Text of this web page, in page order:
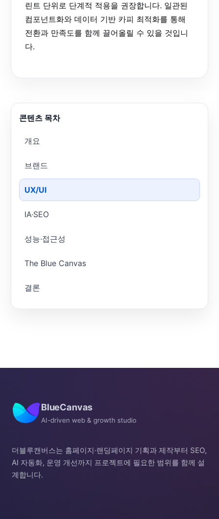
린트 단위로 단계적 적용을 권장합니다. 일관된
컴포넌트화와 데이터 기반 카피 최적화를 통해
전환과 만족도를 함께 끌어올릴 수 있을 것입니
다.
콘텐츠 목차
개요
브랜드
UX/UI
IA·SEO
성능·접근성
The Blue Canvas
결론
BlueCanvas
AI-driven web & growth studio
더블루캔버스는 홈페이지·랜딩페이지 기획과 제작부터 SEO,
AI 자동화, 운영 개선까지 프로젝트에 필요한 범위를 함께 설
계합니다.